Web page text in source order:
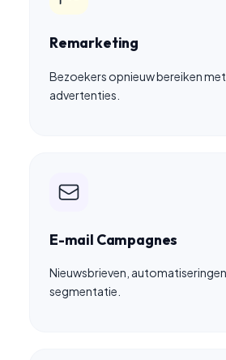
Remarketing
Bezoekers opnieuw bereiken
advertenties.
E-mail Campagnes
Nieuwsbrieven,
segmentatie.